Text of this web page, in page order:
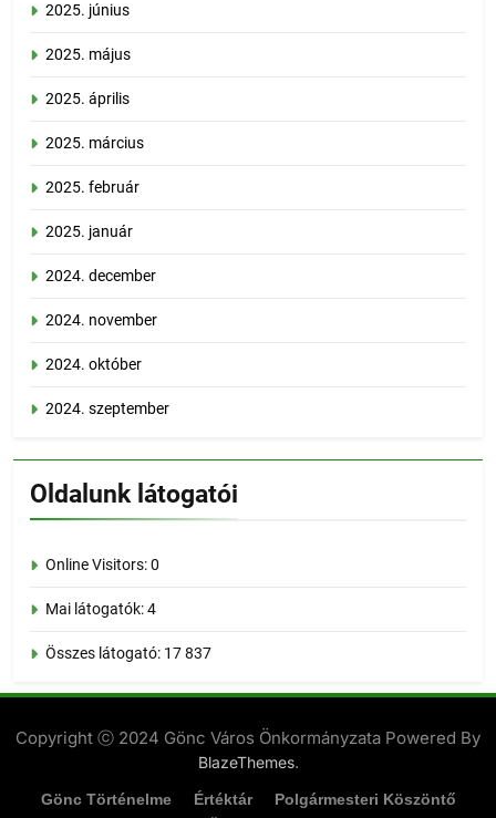
2025. június
2025. május
2025. április
2025. március
2025. február
2025. január
2024. december
2024. november
2024. október
2024. szeptember
Oldalunk látogatói
Online Visitors:0
Mai látogatók:4
Összes látogató: 17 837
Copyright ⓒ 2024 Gönc Város Önkormányzata Powered By
BlazeThemes.
Gönc Történelme Értéktár
Polgármesteri Köszöntő